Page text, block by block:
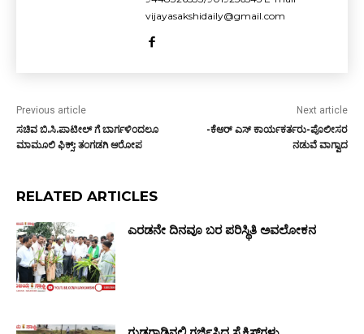
vijayasakshidaily@gmail.com
Previous article
ಸಚಿವ ಬಿ.ಸಿ.ಪಾಟೀಲ್ ಗೆ ಬಾರ್ಗಳಿಂದಲೂ
ಮಾಮೂಲಿ ಫಿಕ್ಸ್: ತಂಗಡಗಿ ಆರೋಪ
Next article
-ಕೆಆರ್ ಎಸ್ ಕಾರ್ಯಕರ್ತರು-ಪೊಲೀಸರ
ನಡುವೆ ವಾಗ್ವಾದ
RELATED ARTICLES
ಎರಡನೇ ದಿನವೂ ಬರ ಪರಿಸ್ಥಿತಿ ಅವಲೋಕನ